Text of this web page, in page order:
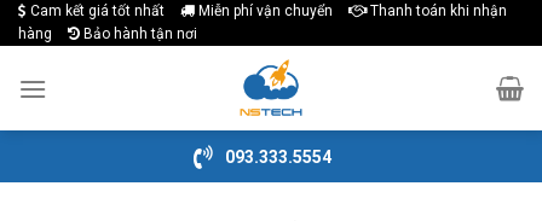
Skip
to
content
Cam kết giá tốt nhất Miễn phí vận chuyển
Thanh toán khi nhận
hàng
Bảo hành tận nơi
093.333.5554